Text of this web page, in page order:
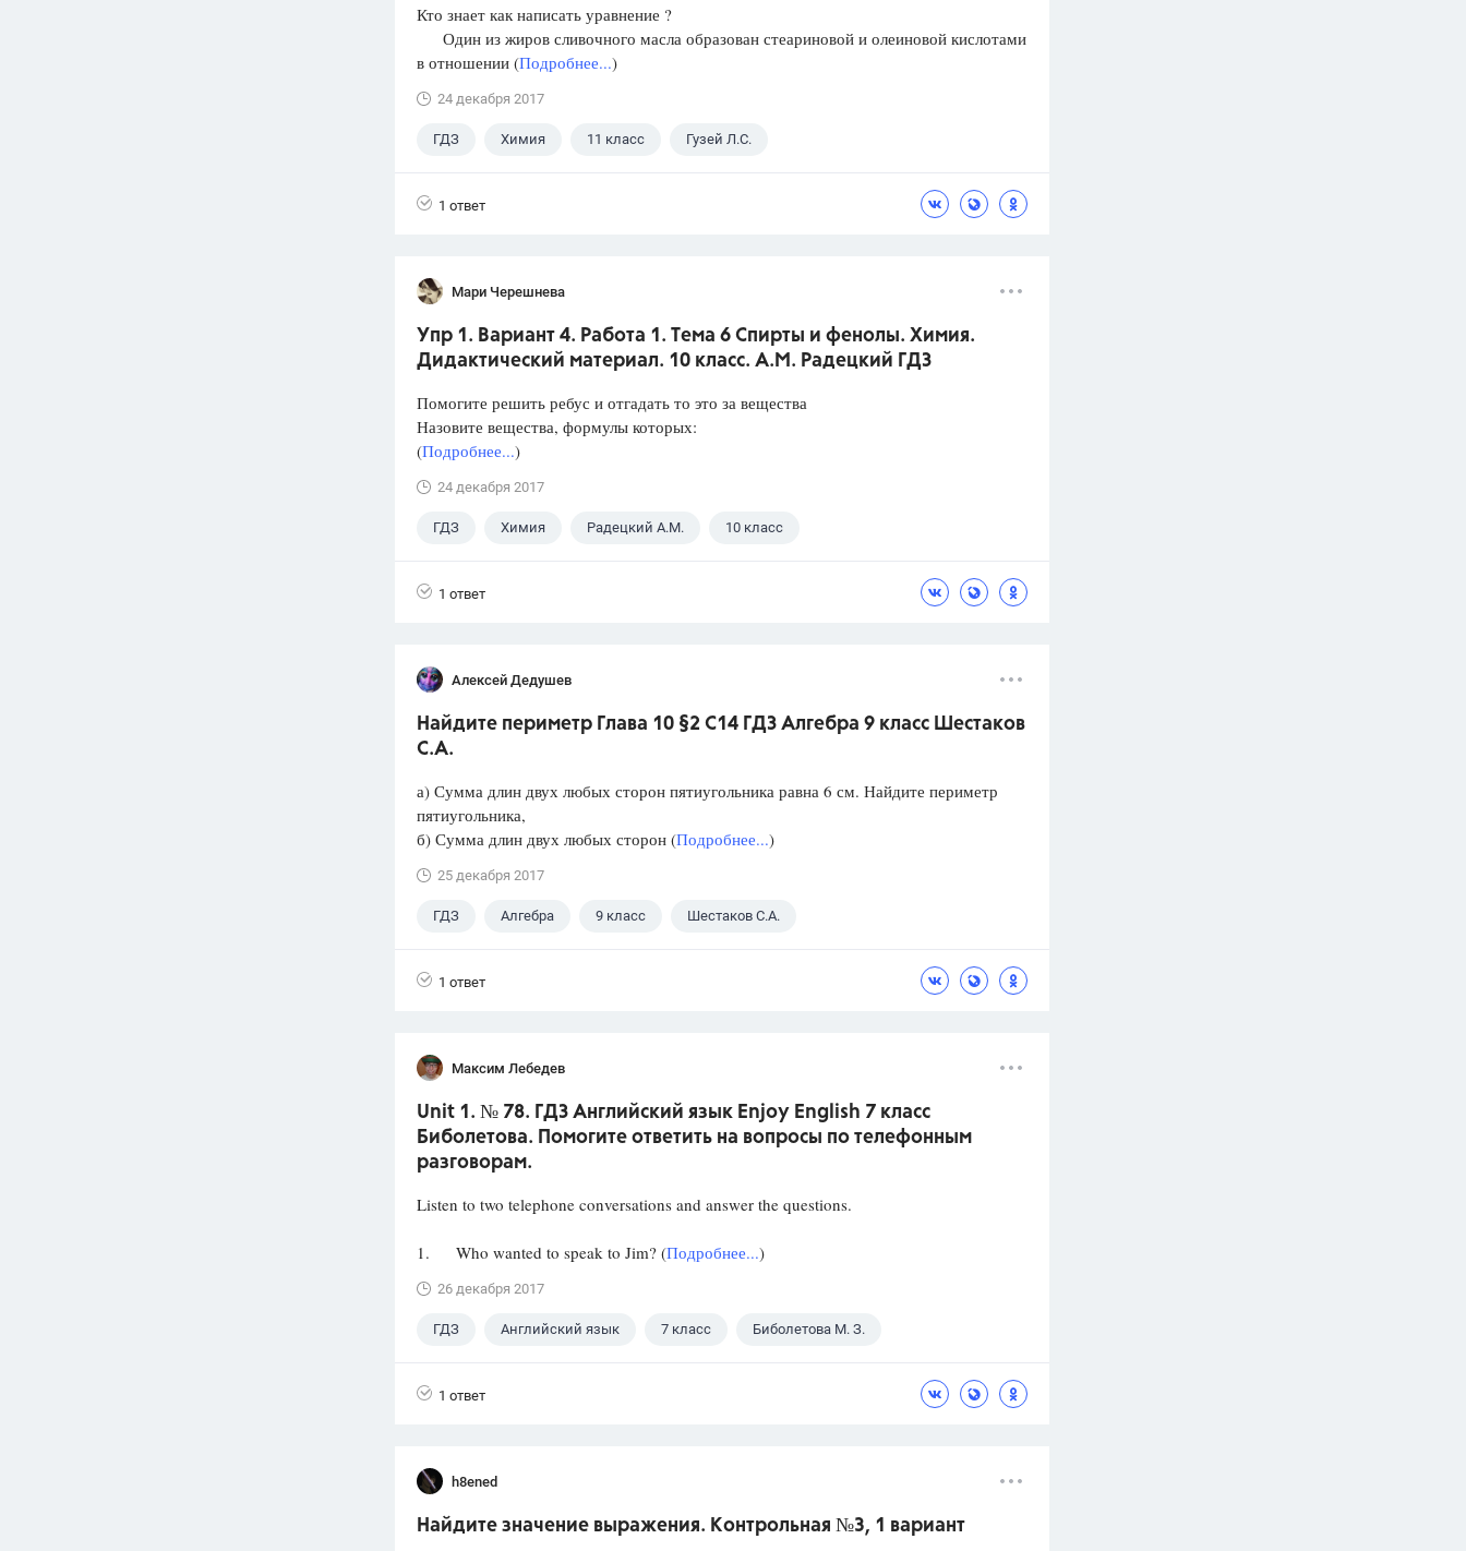
Кто знает как написать уравнение ?
Один из жиров сливочного масла образован стеариновой и олеиновой кислотами
в отношении (Подробнее...)
24 декабря 2017
ГДЗ Химия 11 класс Гузей Л.С.
1 ответ
Мари Черешнева
Упр 1. Вариант 4. Работа 1. Тема 6 Спирты и фенолы. Химия.
Дидактический материал. 10 класс. А.М. Радецкий ГДЗ
Помогите решить ребус и отгадать то это за вещества
Назовите вещества, формулы которых:
(Подробнее...)
24 декабря 2017
ГДЗ Химия Радецкий А.М. 10 класс
1 ответ
Алексей Дедушев
Найдите периметр Глава 10 §2 С14 ГДЗ Алгебра 9 класс Шестаков
С.А.
а) Сумма длин двух любых сторон пятиугольника равна 6 см. Найдите периметр
пятиугольника,
б) Сумма длин двух любых сторон (Подробнее...)
25 декабря 2017
ГДЗ Алгебра 9 класс Шестаков С.А.
1 ответ
Максим Лебедев
Unit 1. № 78. ГДЗ Английский язык Enjoy English 7 класс
Биболетова. Помогите ответить на вопросы по телефонным
разговорам.
Listen to two telephone conversations and answer the questions.
1. Who wanted to speak to Jim? (Подробнее...)
26 декабря 2017
ГДЗ Английский язык 7 класс Биболетова М. З.
1 ответ
h8ened
Найдите значение выражения. Контрольная №3, 1 вариант